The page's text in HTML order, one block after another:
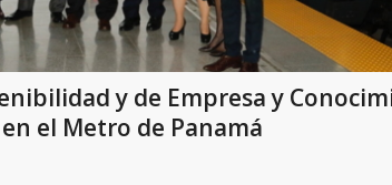
y de Empresa y
el Metro de Panamá